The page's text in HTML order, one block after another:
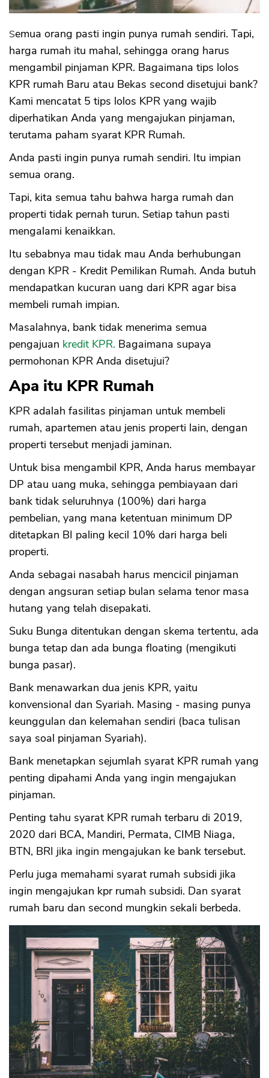
Semua orang pasti ingin punya rumah sendiri. Tapi,
harga rumah itu mahal, sehingga orang harus
mengambil pinjaman KPR. Bagaimana tips lolos
KPR rumah Baru atau Bekas second disetujui bank?
Kami mencatat 5 tips lolos KPR yang wajib
diperhatikan Anda yang mengajukan pinjaman,
terutama paham syarat KPR Rumah.
Anda pasti ingin punya rumah sendiri. Itu impian
semua orang.
Tapi, kita semua tahu bahwa harga rumah dan
properti tidak pernah turun. Setiap tahun pasti
mengalami kenaikkan.
Itu sebabnya mau tidak mau Anda berhubungan
dengan KPR - Kredit Pemilikan Rumah. Anda butuh
mendapatkan kucuran uang dari KPR agar bisa
membeli rumah impian.
Masalahnya, bank tidak menerima semua
pengajuan kredit KPR. Bagaimana supaya
permohonan KPR Anda disetujui?
Apa itu KPR Rumah
KPR adalah fasilitas pinjaman untuk membeli
rumah, apartemen atau jenis properti lain, dengan
properti tersebut menjadi jaminan.
Untuk bisa mengambil KPR, Anda harus membayar
DP atau uang muka, sehingga pembiayaan dari
bank tidak seluruhnya (100%) dari harga
pembelian, yang mana ketentuan minimum DP
ditetapkan BI paling kecil 10% dari harga beli
properti.
Anda sebagai nasabah harus mencicil pinjaman
dengan angsuran setiap bulan selama tenor masa
hutang yang telah disepakati.
Suku Bunga ditentukan dengan skema tertentu, ada
bunga tetap dan ada bunga floating (mengikuti
bunga pasar).
Bank menawarkan dua jenis KPR, yaitu
konvensional dan Syariah. Masing - masing punya
keunggulan dan kelemahan sendiri (baca tulisan
saya soal pinjaman Syariah).
Bank menetapkan sejumlah syarat KPR rumah yang
penting dipahami Anda yang ingin mengajukan
pinjaman.
Penting tahu syarat KPR rumah terbaru di 2019,
2020 dari BCA, Mandiri, Permata, CIMB Niaga,
BTN, BRI jika ingin mengajukan ke bank tersebut.
Perlu juga memahami syarat rumah subsidi jika
ingin mengajukan kpr rumah subsidi. Dan syarat
rumah baru dan second mungkin sekali berbeda.